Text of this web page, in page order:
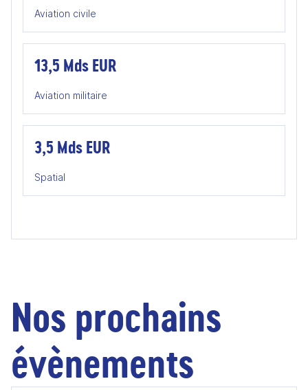
Aviation civile
13,5 Mds EUR
Aviation militaire
3,5 Mds EUR
Spatial
Nos prochains
évènements